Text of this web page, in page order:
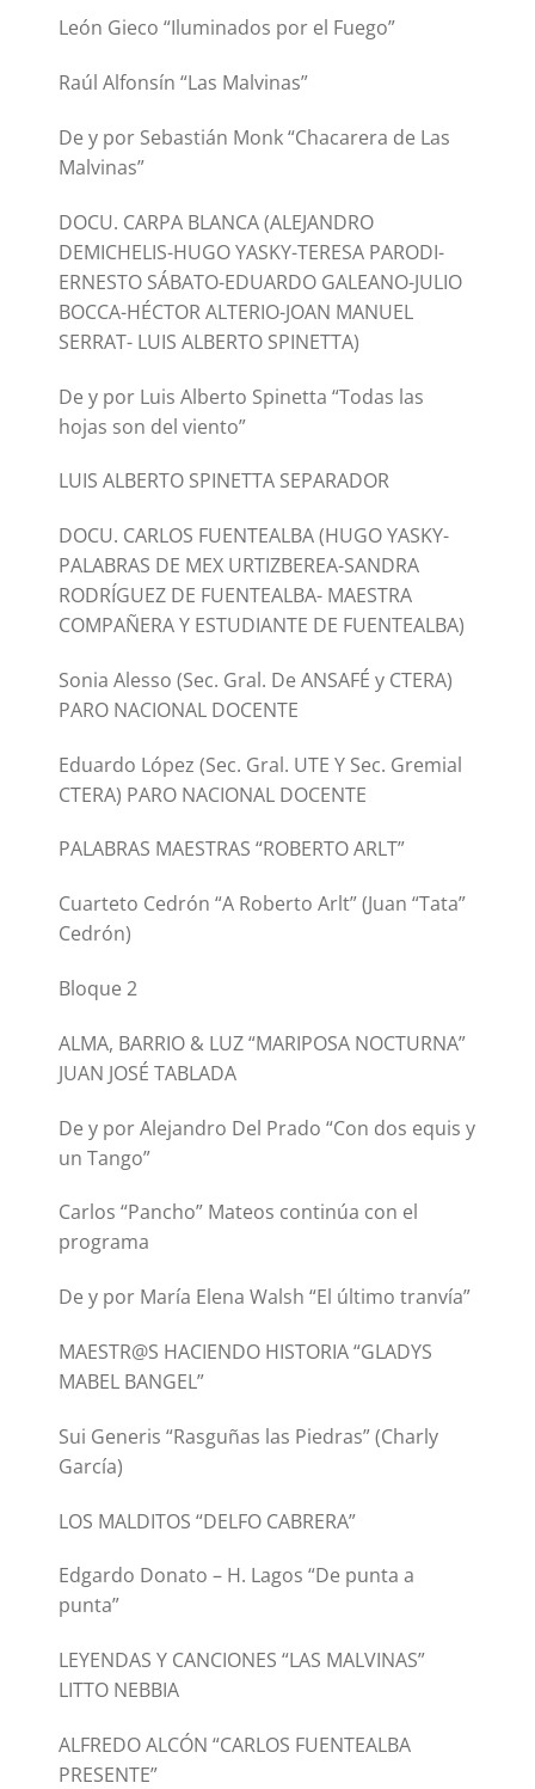
León Gieco “Iluminados por el Fuego”
Raúl Alfonsín “Las Malvinas”
De y por Sebastián Monk “Chacarera de Las
Malvinas”
DOCU. CARPA BLANCA (ALEJANDRO
DEMICHELIS-HUGO YASKY-TERESA PARODI-
ERNESTO SÁBATO-EDUARDO GALEANO-JULIO
BOCCA-HÉCTOR ALTERIO-JOAN MANUEL
SERRAT- LUIS ALBERTO SPINETTA)
De y por Luis Alberto Spinetta “Todas las
hojas son del viento”
LUIS ALBERTO SPINETTA SEPARADOR
DOCU. CARLOS FUENTEALBA (HUGO YASKY-
PALABRAS DE MEX URTIZBEREA-SANDRA
RODRÍGUEZ DE FUENTEALBA- MAESTRA
COMPAÑERA Y ESTUDIANTE DE FUENTEALBA)
Sonia Alesso (Sec. Gral. De ANSAFÉ y CTERA)
PARO NACIONAL DOCENTE
Eduardo López (Sec. Gral. UTE Y Sec. Gremial
CTERA) PARO NACIONAL DOCENTE
PALABRAS MAESTRAS “ROBERTO ARLT”
Cuarteto Cedrón “A Roberto Arlt” (Juan “Tata”
Cedrón)
Bloque 2
ALMA, BARRIO & LUZ “MARIPOSA NOCTURNA”
JUAN JOSÉ TABLADA
De y por Alejandro Del Prado “Con dos equis y
un Tango”
Carlos “Pancho” Mateos continúa con el
programa
De y por María Elena Walsh “El último tranvía”
MAESTR@S HACIENDO HISTORIA “GLADYS
MABEL BANGEL”
Sui Generis “Rasguñas las Piedras” (Charly
García)
LOS MALDITOS “DELFO CABRERA”
Edgardo Donato – H. Lagos “De punta a
punta”
LEYENDAS Y CANCIONES “LAS MALVINAS”
LITTO NEBBIA
ALFREDO ALCÓN “CARLOS FUENTEALBA
PRESENTE”